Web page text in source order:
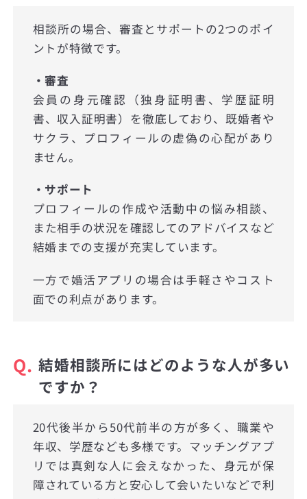
相談所の場合、審査とサポートの2つのポイ
ントが特徴です。
・審査
会員の身元確認（独身証明書、学歴証明
書、収入証明書）を徹底しており、既婚者や
サクラ、プロフィールの虚偽の心配があり
ません。
・サポート
プロフィールの作成や活動中の悩み相談、
また相手の状況を確認してのアドバイスなど
結婚までの支援が充実しています。
一方で婚活アプリの場合は手軽さやコスト
面での利点があります。
Q. 結婚相談所にはどのような人が多い
ですか？
20代後半から50代前半の方が多く、職業や
年収、学歴なども多様です。マッチングアプ
リでは真剣な人に会えなかった、身元が保
障されている方と安心して会いたいなどで利